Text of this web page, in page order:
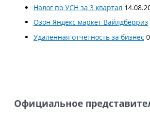
Налог по УСН за 3 квартал
Озон Яндекс маркет Вайлдберриз
Удаленная отчетность за бизнес
Официальное